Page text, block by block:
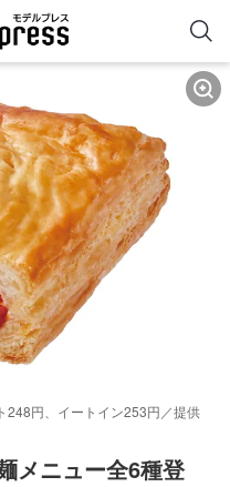
248円、イートイン253円／提供
メニュー全6種登